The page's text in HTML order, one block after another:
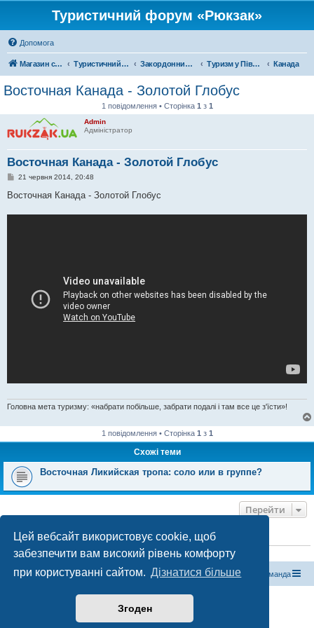
Цей вебсайт використовує cookie, щоб
забезпечити вам високий рівень комфорту
при користуванні сайтом. Дізнатися більше
Згоден
Туристичний форум «Рюкзак»
Допомога
Магазин спорядження Туристичний форум «Рюкзак» Закордонний туризм Туризм у Північній Америці Канада
Восточная Канада - Золотой Глобус
1 повідомлення • Сторінка 1 з 1
Admin
Адміністратор
Восточная Канада - Золотой Глобус
П
в
21 червня 2014, 20:48
Восточная Канада - Золотой Глобус
Головна мета туризму: «набрати побільше, забрати подалі і там все це з'їсти»!
1 повідомлення • Сторінка 1 з 1
Схожі теми
Восточная Ликийская тропа: соло или в группе?
Перейти
ХТО ЗАРАЗ ОНЛАЙН
Зараз переглядають цей форум:ClaudeBot [бот ШІ]і 0 гостей
Магазин спорядження Туристичний форум «Рюкзак» Команда
Працює на phpBB® Forum Software © phpBB Limited
Конфіденційність